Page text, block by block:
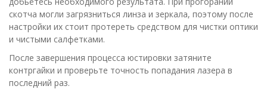
скотча могли загрязниться линза и зеркала, поэтому после
настройки их стоит протереть средством для чистки оптики
и чистыми салфетками.
После завершения процесса юстировки затяните
контргайки и проверьте точность попадания лазера в
последний раз.